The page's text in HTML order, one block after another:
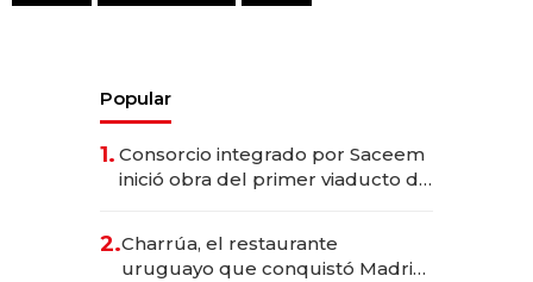
Popular
1. Consorcio integrado por Saceem
inició obra del primer viaducto de
millones
2.Charrúa, el restaurante
uruguayo que conquistó Madrid: